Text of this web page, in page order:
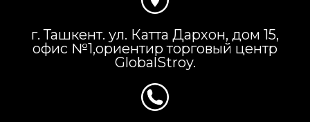
г. Ташкент. ул. Катта Дархон, дом 15,
офис №1,ориентир торговый центр
GlobalStroy.